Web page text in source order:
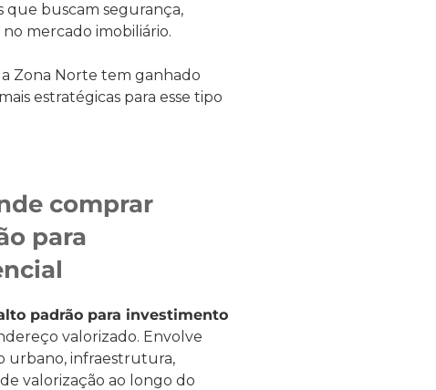
buscam segurança,
mercado imobiliário.
Zona Norte tem ganhado
estratégicas para esse tipo
comprar
para
padrão para investimento
valorizado. Envolve
urbano, infraestrutura,
valorização ao longo do